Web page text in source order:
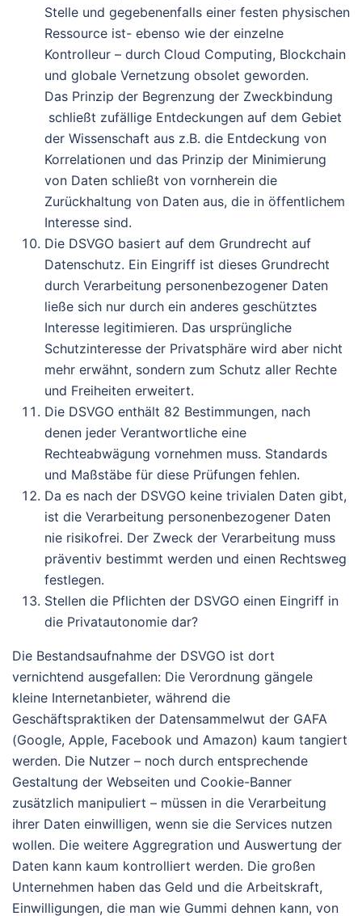
Stelle und gegebenenfalls einer festen physischen
Ressource ist- ebenso wie der einzelne
Kontrolleur – durch Cloud Computing, Blockchain
und globale Vernetzung obsolet geworden.
Das Prinzip der Begrenzung der Zweckbindung
schließt zufällige Entdeckungen auf dem Gebiet
der Wissenschaft aus z.B. die Entdeckung von
Korrelationen und das Prinzip der Minimierung
von Daten schließt von vornherein die
Zurückhaltung von Daten aus, die in öffentlichem
Interesse sind.
Die DSVGO basiert auf dem Grundrecht auf
Datenschutz. Ein Eingriff ist dieses Grundrecht
durch Verarbeitung personenbezogener Daten
ließe sich nur durch ein anderes geschütztes
Interesse legitimieren. Das ursprüngliche
Schutzinteresse der Privatsphäre wird aber nicht
mehr erwähnt, sondern zum Schutz aller Rechte
und Freiheiten erweitert.
Die DSVGO enthält 82 Bestimmungen, nach
denen jeder Verantwortliche eine
Rechteabwägung vornehmen muss. Standards
und Maßstäbe für diese Prüfungen fehlen.
Da es nach der DSVGO keine trivialen Daten gibt,
ist die Verarbeitung personenbezogener Daten
nie risikofrei. Der Zweck der Verarbeitung muss
präventiv bestimmt werden und einen Rechtsweg
festlegen.
Stellen die Pflichten der DSVGO einen Eingriff in
die Privatautonomie dar?
Die Bestandsaufnahme der DSVGO ist dort
vernichtend ausgefallen: Die Verordnung gängele
kleine Internetanbieter, während die
Geschäftspraktiken der Datensammelwut der GAFA
(Google, Apple, Facebook und Amazon) kaum tangiert
werden. Die Nutzer – noch durch entsprechende
Gestaltung der Webseiten und Cookie-Banner
zusätzlich manipuliert – müssen in die Verarbeitung
ihrer Daten einwilligen, wenn sie die Services nutzen
wollen. Die weitere Aggregration und Auswertung der
Daten kann kaum kontrolliert werden. Die großen
Unternehmen haben das Geld und die Arbeitskraft,
Einwilligungen, die man wie Gummi dehnen kann, von